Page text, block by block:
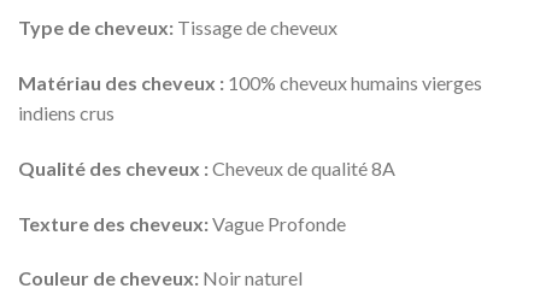
Type de cheveux: Tissage de cheveux
Matériau des cheveux : 100% cheveux humains vierges
indiens crus
Qualité des cheveux :Cheveux de qualité 8A
Texture des cheveux:Vague Profonde
Couleur de cheveux: Noir naturel